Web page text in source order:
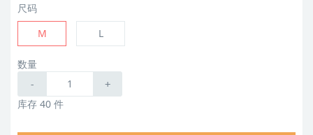
尺码
M
L
数量
- +
库存 40 件